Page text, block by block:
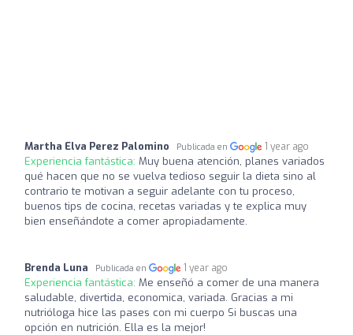
Martha Elva Perez Palomino Publicada en 1 year ago
Experiencia fantástica: Muy buena atención, planes variados
qué hacen que no se vuelva tedioso seguir la dieta sino al
contrario te motivan a seguir adelante con tu proceso,
buenos tips de cocina, recetas variadas y te explica muy
bien enseñándote a comer apropiadamente.
Brenda Luna Publicada en 1 year ago
Experiencia fantástica: Me enseñó a comer de una manera
saludable, divertida, economica, variada. Gracias a mi
nutrióloga hice las pases con mi cuerpo Si buscas una
opción en nutrición. Ella es la mejor!